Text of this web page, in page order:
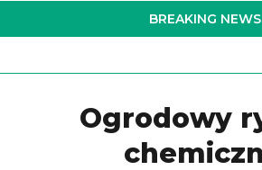
to
BREAKING NEWS
Ogrodowy